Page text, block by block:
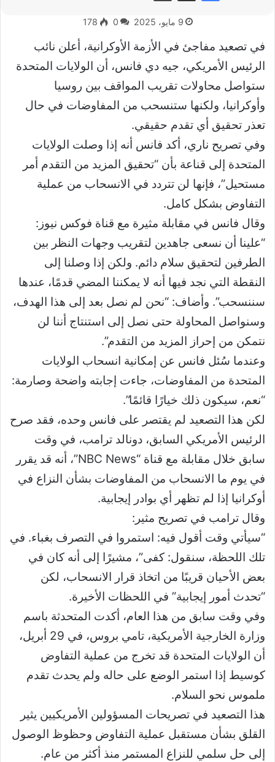
9 مايو، 2025 0
178
في تصعيد مفاجئ في الأزمة الأوكرانية، أعلن نائب
الرئيس الأمريكي، جيه دي فانس، أن الولايات المتحدة
ستواصل محاولات تقريب المواقف بين روسيا
وأوكرانيا، ولكنها ستنسحب من المفاوضات في حال
تعذر تحقيق أي تقدم حقيقي.
وفي تصريح ناري، أكد فانس أنه إذا وصلت الولايات
المتحدة إلى قناعة بأن “تحقيق المزيد من التقدم أمر
مستحيل”، فإنها لن تتردد في الانسحاب من عملية
التفاوض بشكل كامل.
وقال فانس في مقابلة مثيرة مع قناة فوكس نيوز:
“علينا أن نسعى جاهدين لتقريب وجهات النظر بين
الطرفين لتحقيق سلام دائم. ولكن إذا وصلنا إلى
النقطة التي نجد فيها أنه لا يمكننا المضي قدمًا، عندها
سننسحب”. وأضاف: “نحن لم نصل بعد إلى هذا الهدف،
وسنواصل المحاولة حتى نصل إلى استنتاج أننا لن
نتمكن من إحراز المزيد من التقدم”.
وعندما سُئل فانس عن إمكانية انسحاب الولايات
المتحدة من المفاوضات، جاءت إجابته واضحة وصارمة:
“نعم، سيكون ذلك خيارًا قائمًا”.
لكن هذا التصعيد لم يقتصر على فانس وحده، فقد صرح
الرئيس الأمريكي السابق، دونالد ترامب، في وقت
سابق خلال مقابلة مع قناة “NBC News”، أنه قد يقرر
في يوم ما الانسحاب من المفاوضات بشأن النزاع في
أوكرانيا إذا لم تظهر أي بوادر إيجابية.
وقال ترامب في تصريح مثير:
“سيأتي وقت أقول فيه: استمروا في التصرف بغباء. في
تلك اللحظة، سنقول: كفى”، مشيرًا إلى أنه كان في
بعض الأحيان قريبًا من اتخاذ قرار الانسحاب، لكن
“تحدث أمور إيجابية” في اللحظات الأخيرة.
وفي وقت سابق من هذا العام، أكدت المتحدثة باسم
وزارة الخارجية الأمريكية، تامي بروس، في 29 أبريل،
أن الولايات المتحدة قد تخرج من عملية التفاوض
كوسيط إذا استمر الوضع على حاله ولم يحدث تقدم
ملموس نحو السلام.
هذا التصعيد في تصريحات المسؤولين الأمريكيين يثير
القلق بشأن مستقبل عملية التفاوض وحظوظ الوصول
إلى حل سلمي للنزاع المستمر منذ أكثر من عام.